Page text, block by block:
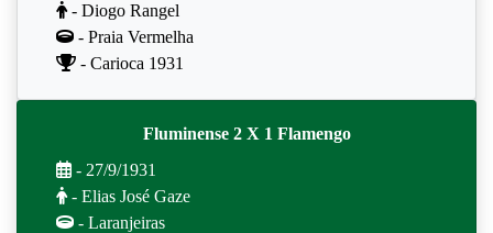
- Diogo Rangel
- Praia Vermelha
- Carioca 1931
Fluminense 2 X 1 Flamengo
- 27/9/1931
- Elias José Gaze
- Laranjeiras